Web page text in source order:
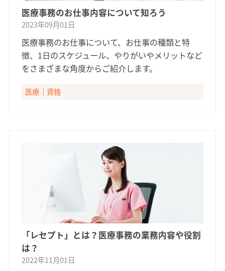
医療事務のお仕事内容について知ろう
2023年09月01日
医療事務のお仕事について、お仕事の種類と特
徴、1日のスケジュール、やりがいやメリットなど
をさまざまな角度からご紹介します。
医療 資格
「レセプト」とは？医療事務の業務内容や役割
は？
2022年11月01日